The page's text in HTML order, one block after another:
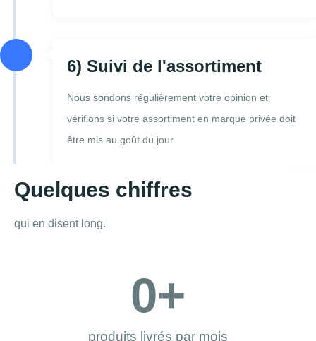
6) Suivi de l'assortiment
Nous sondons régulièrement votre opinion et
vérifions si votre assortiment en marque privée doit
être mis au goût du jour.
Quelques chiffres
qui en disent long.
produits livrés par mois
0+